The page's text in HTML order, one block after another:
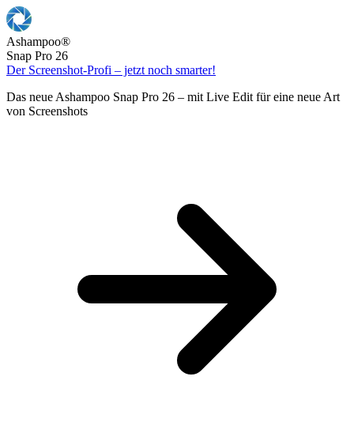
Ashampoo®
Snap Pro 26
Der Screenshot-Profi – jetzt noch smarter!
Das neue Ashampoo Snap Pro 26 – mit Live Edit für eine neue Art
von Screenshots